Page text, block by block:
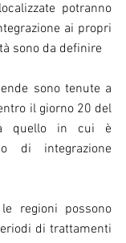
potranno
ai propri
sono da definire
sono tenute a
il giorno 20 del
quello in cui è
di integrazione
regioni possono
di trattamenti